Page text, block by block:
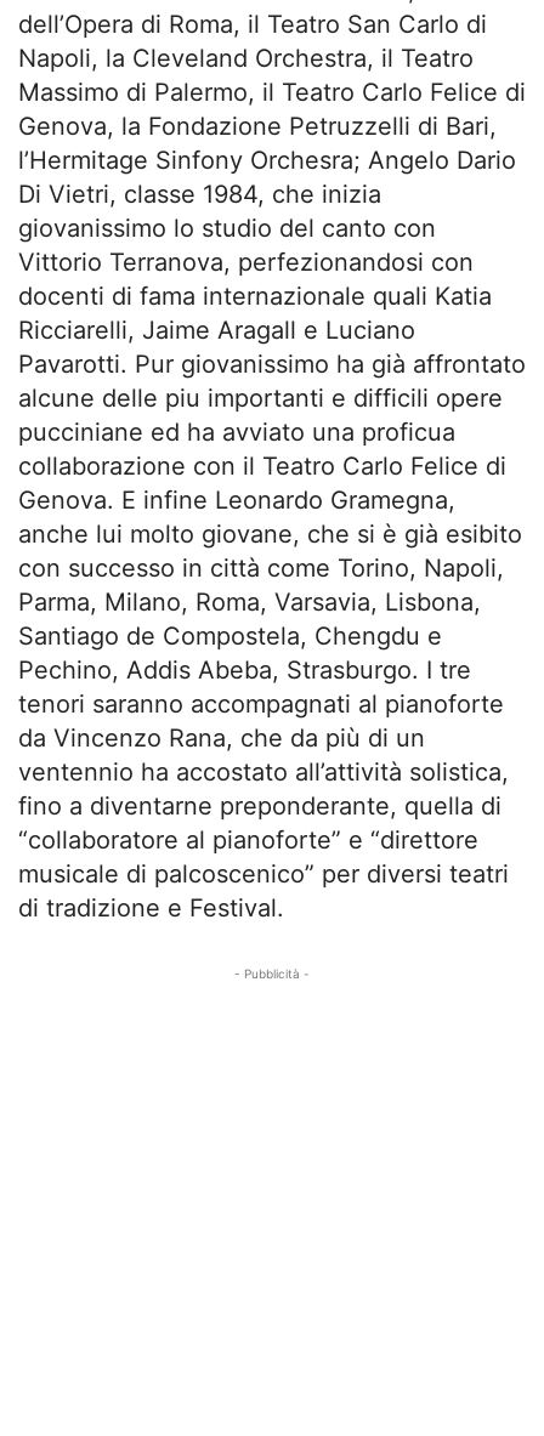
dell’Opera di Roma, il Teatro San Carlo di
Napoli, la Cleveland Orchestra, il Teatro
Massimo di Palermo, il Teatro Carlo Felice di
Genova, la Fondazione Petruzzelli di Bari,
l’Hermitage Sinfony Orchesra; Angelo Dario
Di Vietri, classe 1984, che inizia
giovanissimo lo studio del canto con
Vittorio Terranova, perfezionandosi con
docenti di fama internazionale quali Katia
Ricciarelli, Jaime Aragall e Luciano
Pavarotti. Pur giovanissimo ha già affrontato
alcune delle piu importanti e difficili opere
pucciniane ed ha avviato una proficua
collaborazione con il Teatro Carlo Felice di
Genova. E infine Leonardo Gramegna,
anche lui molto giovane, che si è già esibito
con successo in città come Torino, Napoli,
Parma, Milano, Roma, Varsavia, Lisbona,
Santiago de Compostela, Chengdu e
Pechino, Addis Abeba, Strasburgo. I tre
tenori saranno accompagnati al pianoforte
da Vincenzo Rana, che da più di un
ventennio ha accostato all’attività solistica,
fino a diventarne preponderante, quella di
“collaboratore al pianoforte” e “direttore
musicale di palcoscenico” per diversi teatri
di tradizione e Festival.
- Pubblicità -